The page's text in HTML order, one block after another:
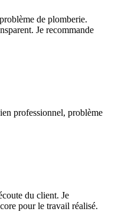
de plomberie.
Je recommande
professionnel, problème
du client. Je
pour le travail réalisé.